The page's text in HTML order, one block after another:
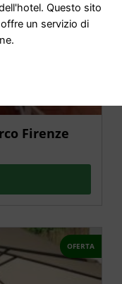
Firenze
OFERTA
Questo sito
un servizio di